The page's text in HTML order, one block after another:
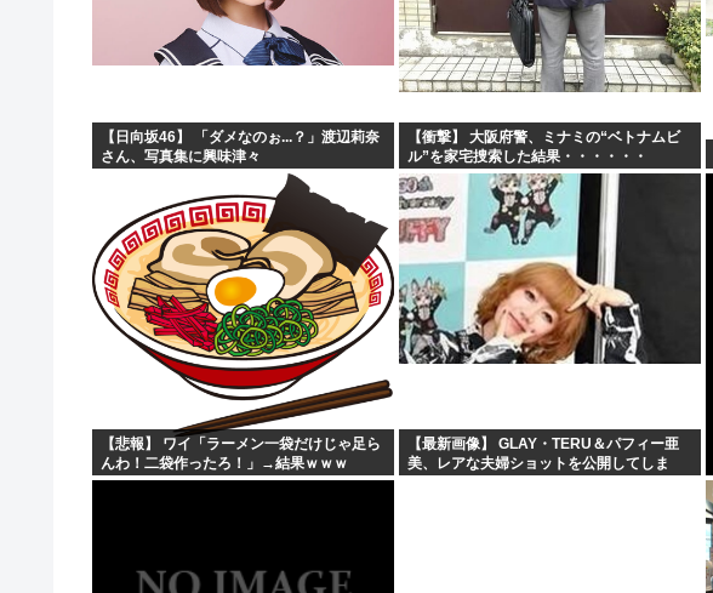
【日向坂46】 「ダメなのぉ...？」渡辺莉奈
さん、写真集に興味津々
【衝撃】 大阪府警、ミナミの“ベトナムビ
ル”を家宅捜索した結果・・・・・・
【悲報】 ワイ「ラーメン一袋だけじゃ足ら
んわ！二袋作ったろ！」→結果ｗｗｗ
【最新画像】 GLAY・TERU＆パフィー亜
美、レアな夫婦ショットを公開してしま